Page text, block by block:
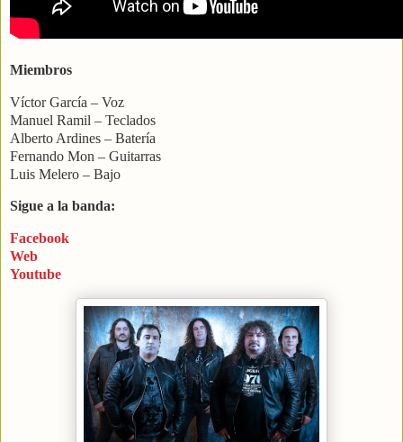
Miembros
Víctor García – Voz
Manuel Ramil – Teclados
Alberto Ardines – Batería
Fernando Mon – Guitarras
Luis Melero – Bajo
Sigue a la banda:
Facebook
Web
Youtube